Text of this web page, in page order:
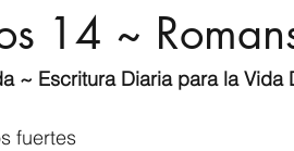
Filipenses Colossians/
14 ~
~ Escritura Diaria para la Vida
fuertes